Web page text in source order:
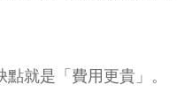
就是「費用更貴」。